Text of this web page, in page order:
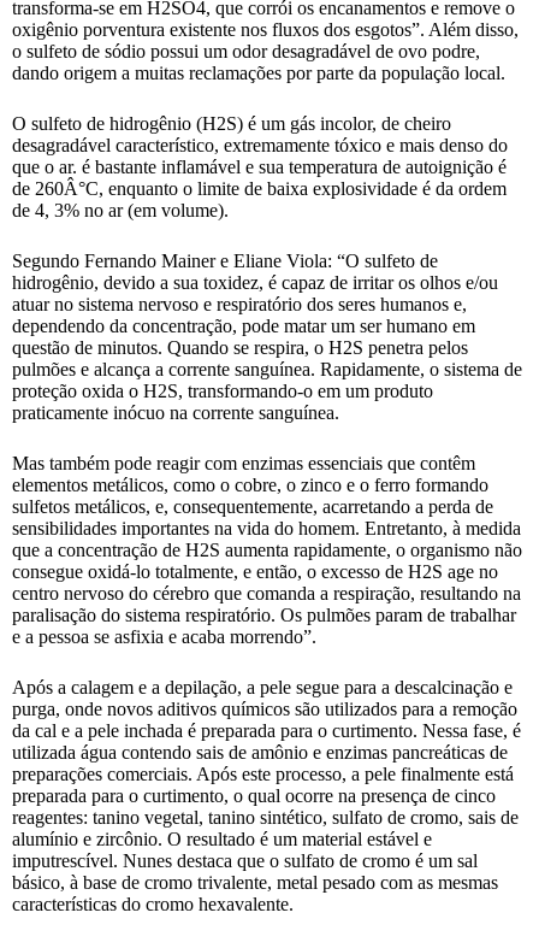
transforma-se em H2SO4, que corrói os encanamentos e remove o
oxigênio porventura existente nos fluxos dos esgotos”. Além disso,
o sulfeto de sódio possui um odor desagradável de ovo podre,
dando origem a muitas reclamações por parte da população local.
O sulfeto de hidrogênio (H2S) é um gás incolor, de cheiro
desagradável característico, extremamente tóxico e mais denso do
que o ar. é bastante inflamável e sua temperatura de autoignição é
de 260Â°C, enquanto o limite de baixa explosividade é da ordem
de 4, 3% no ar (em volume).
Segundo Fernando Mainer e Eliane Viola: “O sulfeto de
hidrogênio, devido a sua toxidez, é capaz de irritar os olhos e/ou
atuar no sistema nervoso e respiratório dos seres humanos e,
dependendo da concentração, pode matar um ser humano em
questão de minutos. Quando se respira, o H2S penetra pelos
pulmões e alcança a corrente sanguínea. Rapidamente, o sistema de
proteção oxida o H2S, transformando-o em um produto
praticamente inócuo na corrente sanguínea.
Mas também pode reagir com enzimas essenciais que contêm
elementos metálicos, como o cobre, o zinco e o ferro formando
sulfetos metálicos, e, consequentemente, acarretando a perda de
sensibilidades importantes na vida do homem. Entretanto, à medida
que a concentração de H2S aumenta rapidamente, o organismo não
consegue oxidá-lo totalmente, e então, o excesso de H2S age no
centro nervoso do cérebro que comanda a respiração, resultando na
paralisação do sistema respiratório. Os pulmões param de trabalhar
e a pessoa se asfixia e acaba morrendo”.
Após a calagem e a depilação, a pele segue para a descalcinação e
purga, onde novos aditivos químicos são utilizados para a remoção
da cal e a pele inchada é preparada para o curtimento. Nessa fase, é
utilizada água contendo sais de amônio e enzimas pancreáticas de
preparações comerciais. Após este processo, a pele finalmente está
preparada para o curtimento, o qual ocorre na presença de cinco
reagentes: tanino vegetal, tanino sintético, sulfato de cromo, sais de
alumínio e zircônio. O resultado é um material estável e
imputrescível. Nunes destaca que o sulfato de cromo é um sal
básico, à base de cromo trivalente, metal pesado com as mesmas
características do cromo hexavalente.